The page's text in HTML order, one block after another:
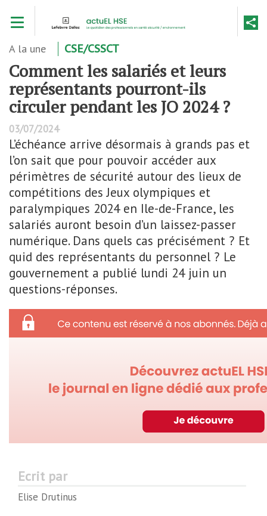
contenu
A la une CSE/CSSCT
Comment les salariés et leurs
représentants pourront-ils
circuler pendant les JO 2024 ?
03/07/2024
L’échéance arrive désormais à grands pas et
l’on sait que pour pouvoir accéder aux
périmètres de sécurité autour des lieux de
compétitions des Jeux olympiques et
paralympiques 2024 en Ile-de-France, les
salariés auront besoin d’un laissez-passer
numérique. Dans quels cas précisément ? Et
quid des représentants du personnel ? Le
gouvernement a publié lundi 24 juin un
questions-réponses.
Ecrit par
Elise Drutinus